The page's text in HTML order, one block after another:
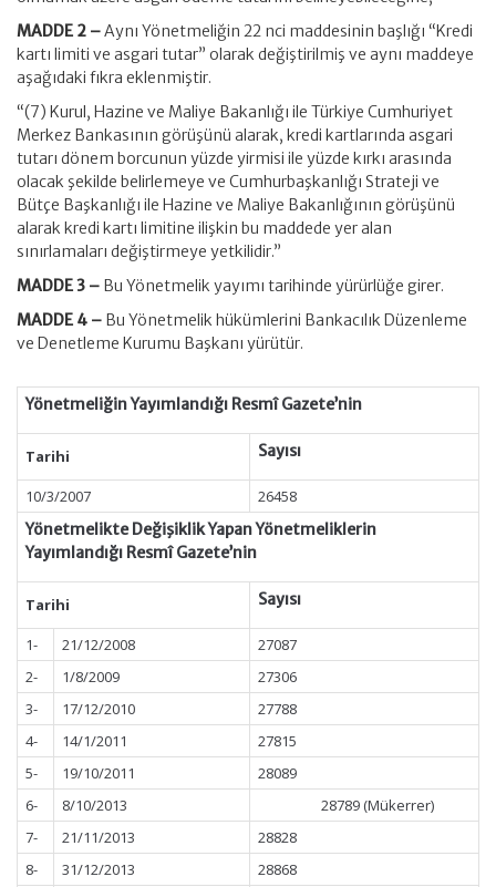
MADDE 2 –Aynı Yönetmeliğin 22 nci maddesinin başlığı “Kredi
kartı limiti ve asgari tutar” olarak değiştirilmiş ve aynı maddeye
aşağıdaki fıkra eklenmiştir.
“(7) Kurul, Hazine ve Maliye Bakanlığı ile Türkiye Cumhuriyet
Merkez Bankasının görüşünü alarak, kredi kartlarında asgari
tutarı dönem borcunun yüzde yirmisi ile yüzde kırkı arasında
olacak şekilde belirlemeye ve Cumhurbaşkanlığı Strateji ve
Bütçe Başkanlığı ile Hazine ve Maliye Bakanlığının görüşünü
alarak kredi kartı limitine ilişkin bu maddede yer alan
sınırlamaları değiştirmeye yetkilidir.”
MADDE 3 – Bu Yönetmelik yayımı tarihinde yürürlüğe girer.
MADDE 4 – Bu Yönetmelik hükümlerini Bankacılık Düzenleme
ve Denetleme Kurumu Başkanı yürütür.
Yönetmeliğin Yayımlandığı Resmî Gazete’nin
Tarihi Sayısı
10/3/2007
26458
Yönetmelikte Değişiklik Yapan Yönetmeliklerin
Yayımlandığı Resmî Gazete’nin
Tarihi Sayısı
1- 21/12/2008
27087
2-
1/8/2009
27306
3-
17/12/2010
27788
4-
14/1/2011
27815
5-
19/10/2011
28089
6-
8/10/2013
28789 (Mükerrer)
7-
21/11/2013
28828
8-
31/12/2013
28868